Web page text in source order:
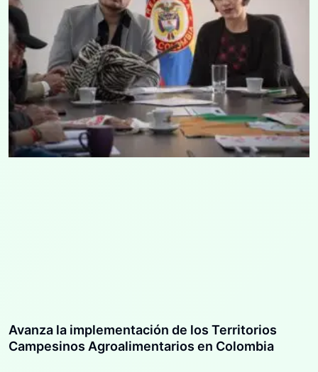
Avanza la implementación de los Territorios
Campesinos Agroalimentarios en Colombia